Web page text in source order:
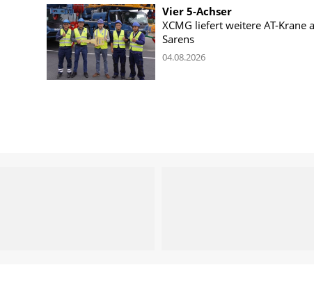
Vier 5-Achser
XCMG liefert weitere AT-Krane
Sarens
04.08.2026